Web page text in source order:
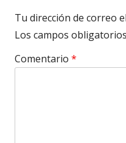
Tu dirección de correo
Los campos
Comentario *